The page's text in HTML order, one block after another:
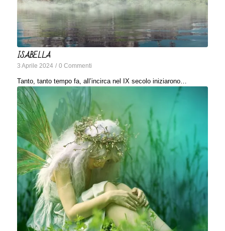
ISABELLA
3 Aprile 2024 / 0 Commenti
Tanto, tanto tempo fa, all’incirca nel IX secolo iniziarono…